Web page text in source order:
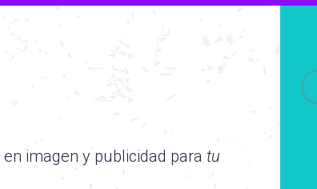
en imagen y publicidad para tu